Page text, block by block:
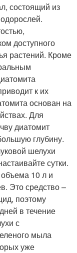
состоящий из
доступного
растений. Кроме
к их
основан на
Для
диатомит
глубину.
шелухи
сутки.
10 л и
Это средство –
поэтому
в течение
с
мыла
уже